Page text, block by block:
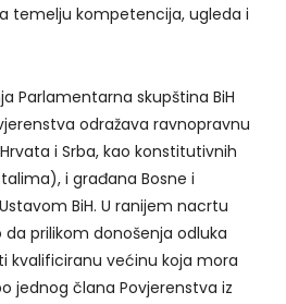
temelju kompetencija, ugleda i
Parlamentarna skupština BiH
odražava ravnopravnu
i Srba, kao konstitutivnih
i građana Bosne i
BiH. U ranijem nacrtu
da prilikom donošenja odluka
kvalificiranu većinu koja mora
jednog člana Povjerenstva iz